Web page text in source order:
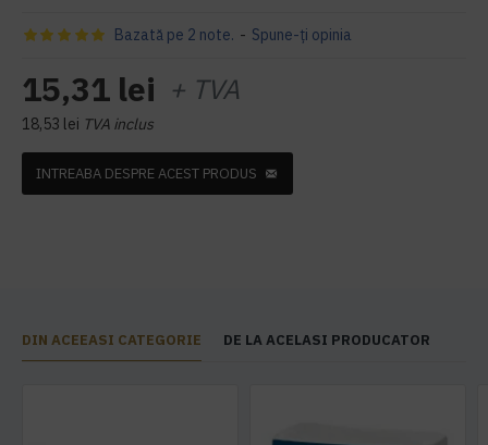
Bazată pe 2 note. - Spune-ţi opinia
15,31 lei + TVA
18,53 lei TVA inclus
INTREABA DESPRE ACEST PRODUS
DIN ACEEASI CATEGORIE DE LA ACELASI PRODUCATOR